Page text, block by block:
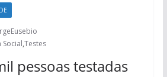
Social,Testes
pessoas testadas